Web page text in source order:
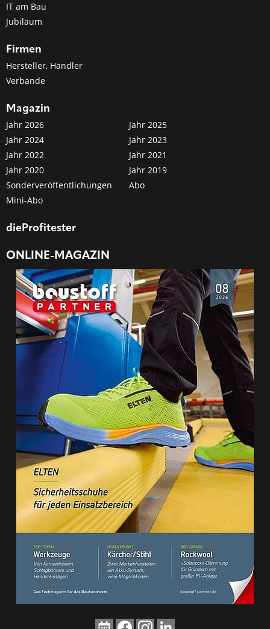
IT am Bau
Jubiläum
Firmen
Hersteller, Händler
Verbände
Magazin
Jahr 2026
Jahr 2025
Jahr 2024
Jahr 2023
Jahr 2022
Jahr 2021
Jahr 2020
Jahr 2019
Sonderveröffentlichungen
Abo
Mini-Abo
dieProfitester
ONLINE-MAGAZIN